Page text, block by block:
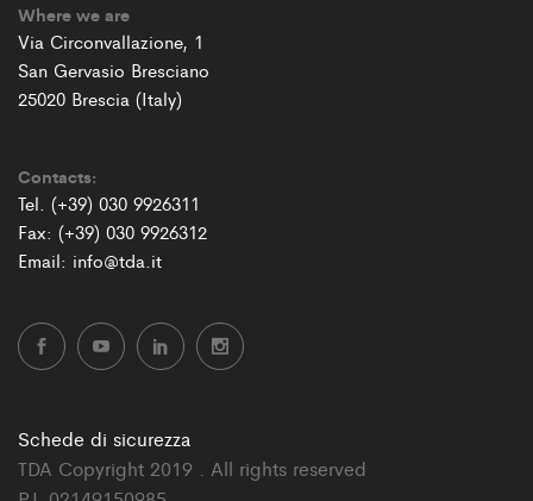
Where we are
Via Circonvallazione, 1
San Gervasio Bresciano
25020 Brescia (Italy)
Contacts:
Tel. (+39) 030 9926311
Fax: (+39) 030 9926312
Email: info@tda.it
Schede di sicurezza
TDA Copyright 2019 . All rights reserved